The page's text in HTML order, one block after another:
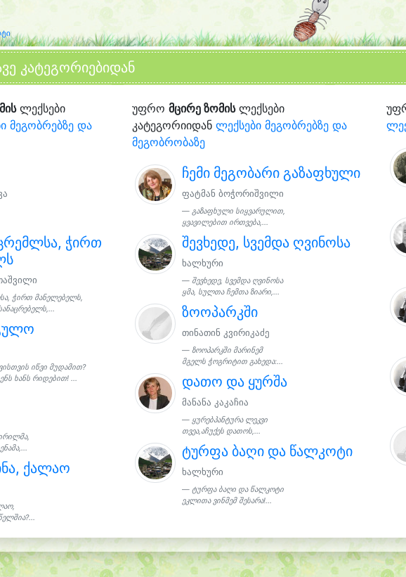
კატეგორიებიდან
ლექსები
მეგობრებზე და
ჭირთ
ჭირთ მანელებელს,
იწვი მუდამით?
ხანს რიდებით! ...
ქალაო
უფრო მცირე ზომისლექსები
კატეგორიიდან ლექსები მეგობრებზე და
მეგობრობაზე
ჩემი მეგობარი გაზაფხული
ფატმან ბოჭორიშვილი
გაზაფხული სიყვარულით,
ყვავილებით ირთვება,...
შევხედე, სვემდა ღვინოსა
ხალხური
შევხედე, სვემდა ღვინოსა
ყმა, სულთა ჩემთა ზიარი,...
ზოოპარკში
თინათინ კვირიკაძე
ზოოპარკში მარინემ
მგელს ჭოგრიტით გახედა:...
დათო და ყურშა
მანანა კაკაჩია
ყურებპანტურა ლეკვი
თვეა,აჩუქეს დათოს,...
ტურფა ბაღი და წალკოტი
ხალხური
ტურფა ბაღი და წალკოტი
ეკლითა ვინმემ შესარა!...